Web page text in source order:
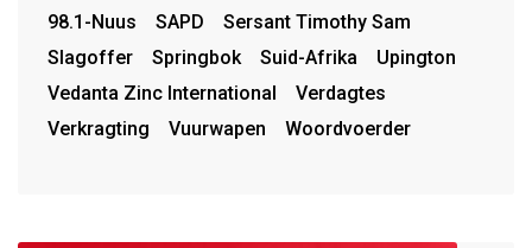
98.1-Nuus
SAPD
Sersant Timothy Sam
Slagoffer
Springbok Suid-Afrika
Upington
Vedanta Zinc International
Verdagtes
Verkragting
Vuurwapen Woordvoerder